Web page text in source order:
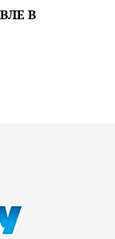
В